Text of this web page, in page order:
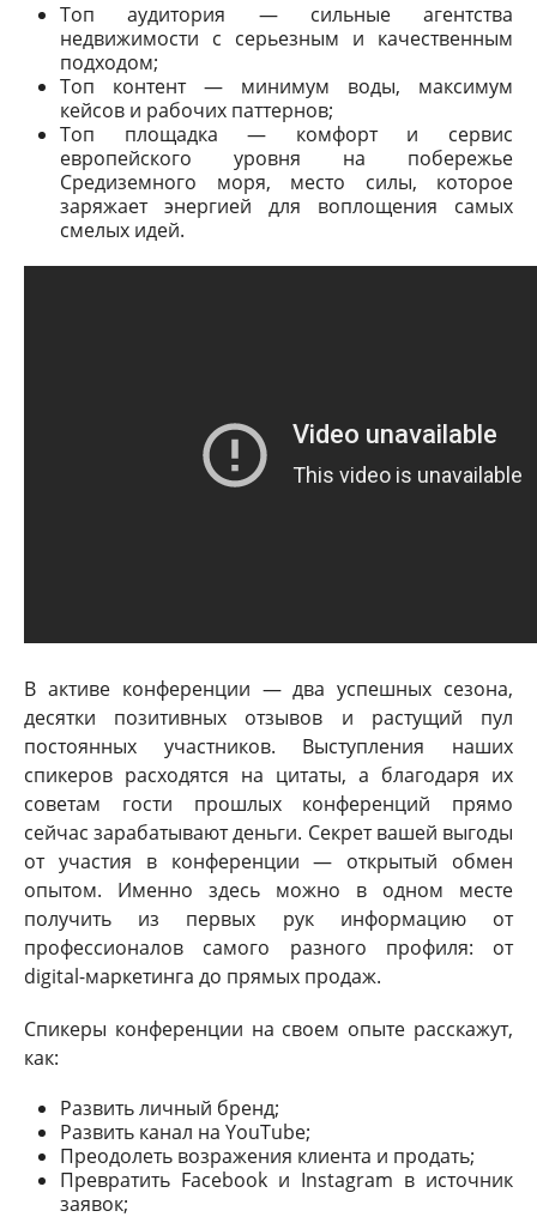
Топ аудитория — сильные агентства
недвижимости с серьезным и качественным
подходом;
Топ контент — минимум воды, максимум
кейсов и рабочих паттернов;
Топ площадка — комфорт и сервис
европейского уровня на побережье
Средиземного моря, место силы, которое
заряжает энергией для воплощения самых
смелых идей.
В активе конференции — два успешных сезона,
десятки позитивных отзывов и растущий пул
постоянных участников. Выступления наших
спикеров расходятся на цитаты, а благодаря их
советам гости прошлых конференций прямо
сейчас зарабатывают деньги. Секрет вашей выгоды
от участия в конференции — открытый обмен
опытом. Именно здесь можно в одном месте
получить из первых рук информацию от
профессионалов самого разного профиля: от
digital-маркетинга до прямых продаж.
Спикеры конференции на своем опыте расскажут,
как:
Развить личный бренд;
Развить канал на YouTube;
Преодолеть возражения клиента и продать;
Превратить Facebook и Instagram в источник
заявок;